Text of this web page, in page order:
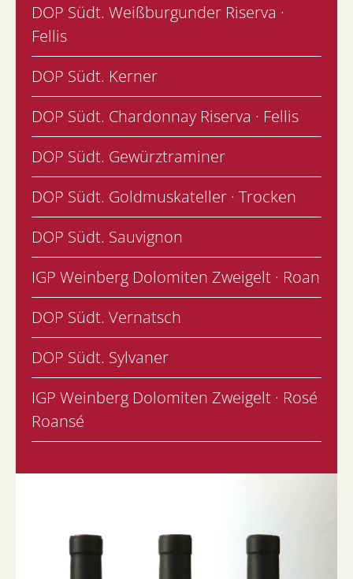
DOP Südt. Weißburgunder Riserva ·
Fellis
DOP Südt. Kerner
DOP Südt. Chardonnay Riserva · Fellis
DOP Südt. Gewürztraminer
DOP Südt. Goldmuskateller · Trocken
DOP Südt. Sauvignon
IGP Weinberg Dolomiten Zweigelt · Roan
DOP Südt. Vernatsch
DOP Südt. Sylvaner
IGP Weinberg Dolomiten Zweigelt · Rosé
Roansé